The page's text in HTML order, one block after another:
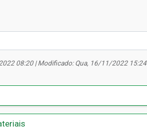
08:20 | Modificado: Qua, 16/11/2022 15:24